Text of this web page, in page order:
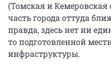
(Томская и
часть города оттуда
правда, здесь нет ни
то подготовленной
инфраструктуры.